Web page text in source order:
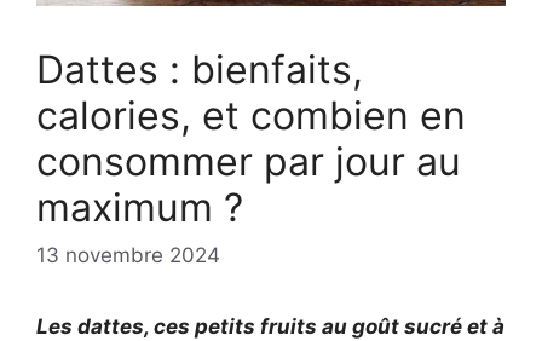
Dattes : bienfaits,
calories, et combien en
consommer par jour au
maximum ?
13 novembre 2024
Les dattes, ces petits fruits au goût sucré et à